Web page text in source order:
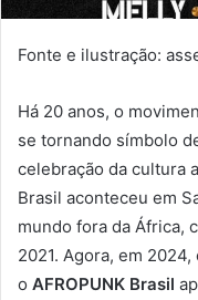
Fonte e ilustração:
Há 20 anos, o
se tornando símbolo
celebração da cultura
Brasil aconteceu em
mundo fora da África,
2021. Agora, em
o AFROPUNK Brasil